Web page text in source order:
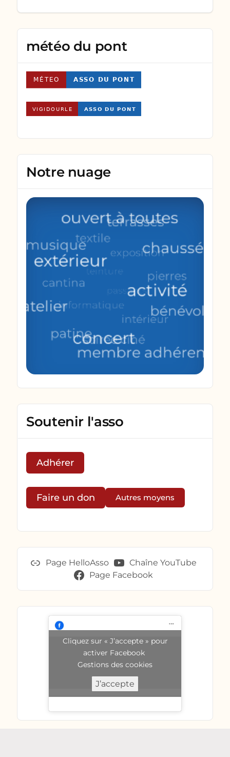
météo du pont
Notre nuage
Soutenir l'asso
Adhérer
Faire un don Autres moyens
Page HelloAsso
Chaîne YouTube
Page Facebook
Cliquez sur « J’accepte » pour
activer Facebook
Gestions des cookies
J’accepte